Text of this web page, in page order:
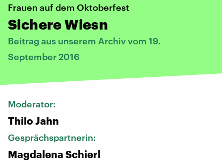
Frauen auf dem Oktoberfest
Sichere Wiesn
Beitrag aus unserem Archiv vom 19.
September 2016
Moderator:
Thilo Jahn
Gesprächspartnerin:
Magdalena Schierl